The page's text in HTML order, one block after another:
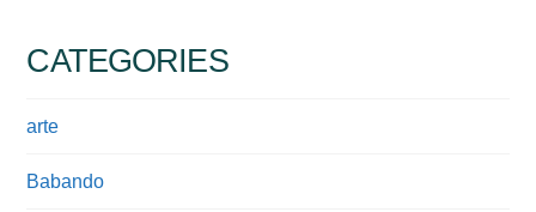
CATEGORIES
arte
Babando